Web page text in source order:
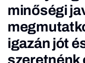
minőségi
igazán jót
szeretnénk